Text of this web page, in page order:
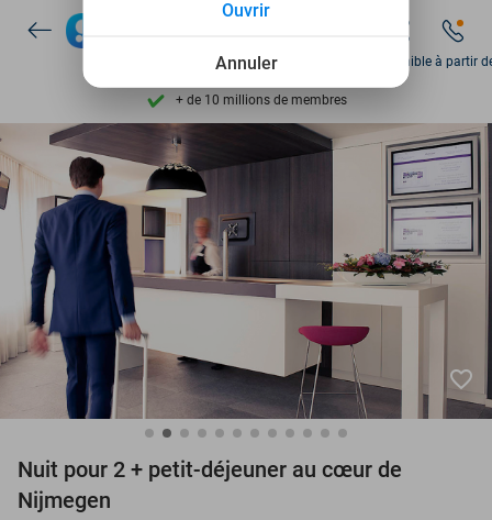
Découvrez + de 15.000 deals
Disponible 7 jours par semaine
+ de 10 millions de membres
basé sur205 975 avis
Découvrez + de 15.000 deals
Disponible 7 jours par semaine
+ de 10 millions de membres
Disponible à partir
favorite_border
Nuit pour 2 + petit-déjeuner au cœur de
Nijmegen
Annuler
Ouvrir